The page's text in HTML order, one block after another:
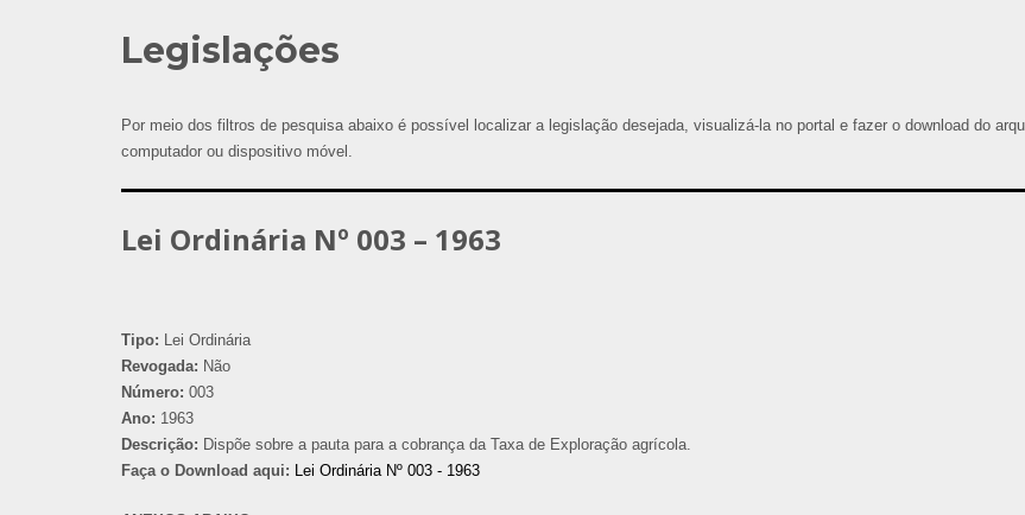
Legislações
Por meio dos filtros de pesquisa abaixo é possível localizar a legislação desejada, visualizá-la no portal e fazer o download do
computador ou dispositivo móvel.
Lei Ordinária Nº 003 – 1963
Tipo: Lei Ordinária
Revogada: Não
Número: 003
Ano: 1963
Descrição: Dispõe sobre a pauta para a cobrança da Taxa de Exploração agrícola.
Faça o Download aqui: Lei Ordinária Nº 003 - 1963